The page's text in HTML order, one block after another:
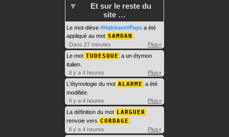
Et sur le reste du
site …
Le mot-dièse #Habitant#Pays a été
appliqué au mot SAMOAN .
Dans 27 minutes
Plus+
Le mot TUDESQUE a un étymon
italien.
Il y a 4 heures
Plus+
L'étymologie du mot ALARME a été
modifiée.
Il y a 4 heures
Plus+
La définition du mot LARGUER
renvoie vers CORDAGE .
Il y a 4 heures
Plus+